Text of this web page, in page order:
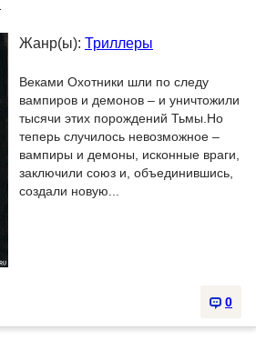
Жанр(ы): Триллеры
Веками Охотники шли по следу
вампиров и демонов – и уничтожили
тысячи этих порождений Тьмы.Но
теперь случилось невозможное –
вампиры и демоны, исконные враги,
заключили союз и, объединившись,
создали новую...
0